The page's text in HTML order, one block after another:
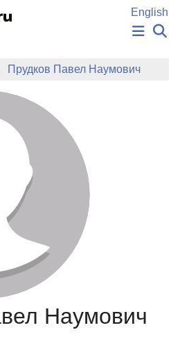
English
АВТОРЫ
РУКОПИСЬ
ЗНАНИЙ
СЛОВА
Прудков Павел Наумович
Наумович